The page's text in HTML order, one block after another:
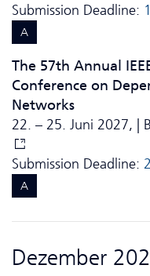
Submission Deadline:
A
The 57th Annual
Conference on
Networks
22. – 25. Juni 2027, |
Submission Deadline:
A
Dezember